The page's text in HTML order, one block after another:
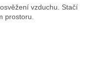
vzduchu. Stačí
prostoru.